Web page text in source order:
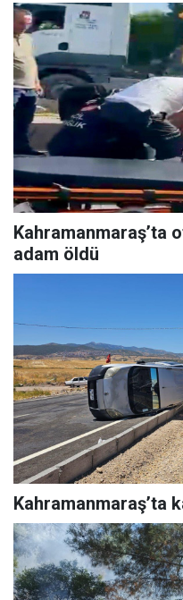
Kahramanmaraş’ta
adam öldü
Kahramanmaraş’ta